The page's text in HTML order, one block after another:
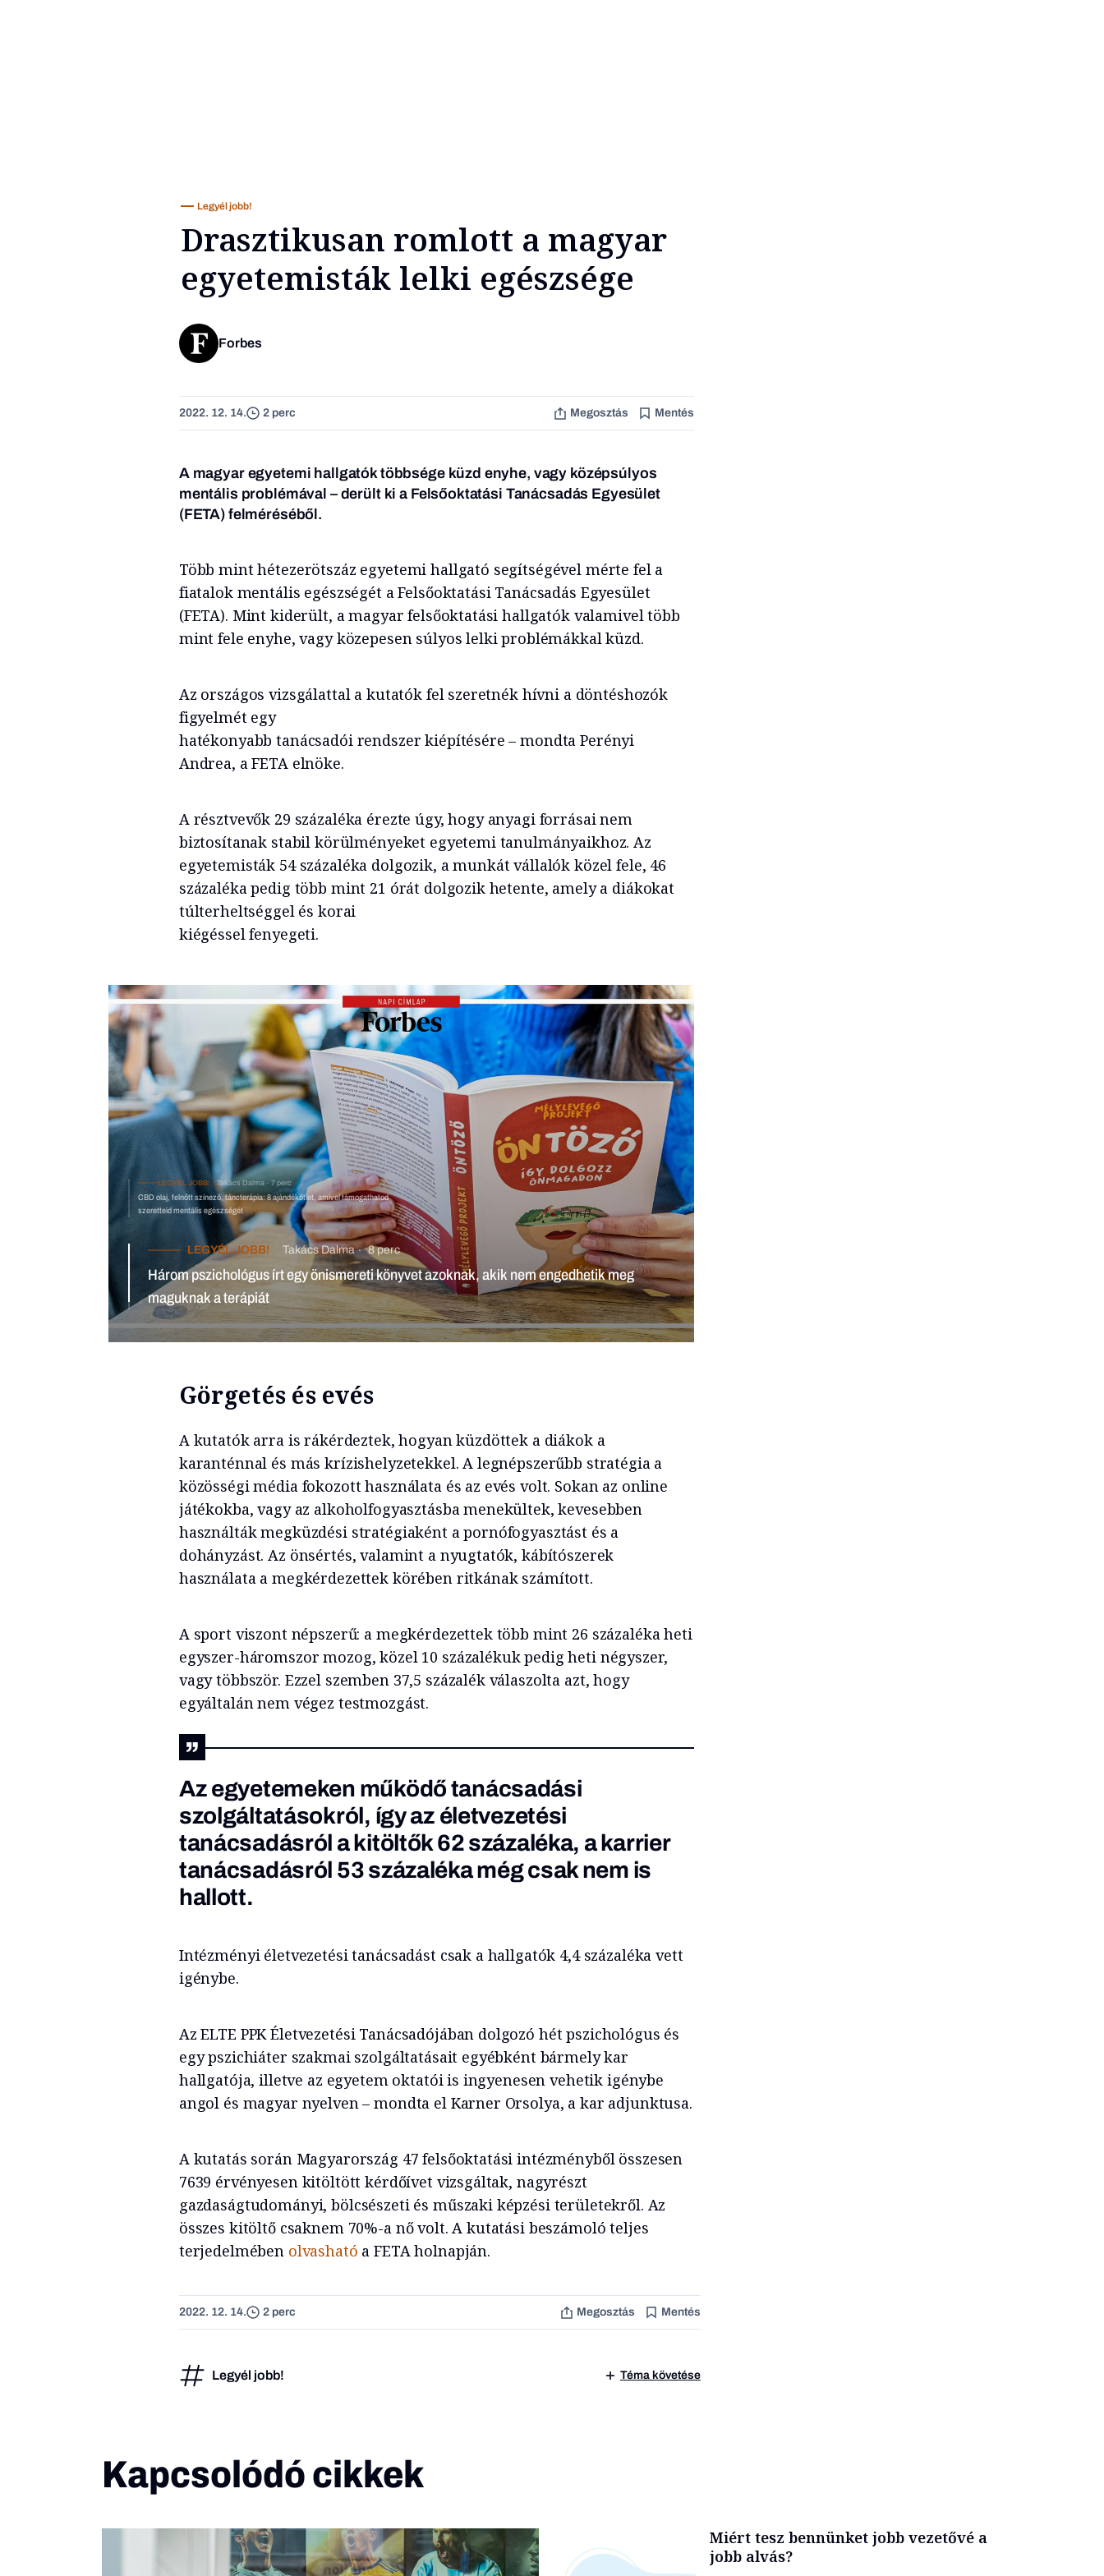
Legyél jobb!
Drasztikusan romlott a magyar
egyetemisták lelki egészsége
Forbes
2022. 12. 14. 2 perc Megosztás Mentés
A magyar egyetemi hallgatók többsége küzd enyhe, vagy középsúlyos
mentális problémával – derült ki a Felsőoktatási Tanácsadás Egyesület
(FETA) felméréséből.
Több mint hétezerötszáz egyetemi hallgató segítségével mérte fel a
fiatalok mentális egészségét a Felsőoktatási Tanácsadás Egyesület
(FETA). Mint kiderült, a magyar felsőoktatási hallgatók valamivel több
mint fele enyhe, vagy közepesen súlyos lelki problémákkal küzd.
Az országos vizsgálattal a kutatók fel szeretnék hívni a döntéshozók
figyelmét egy
hatékonyabb tanácsadói rendszer kiépítésére – mondta Perényi
Andrea, a FETA elnöke.
A résztvevők 29 százaléka érezte úgy, hogy anyagi forrásai nem
biztosítanak stabil körülményeket egyetemi tanulmányaikhoz. Az
egyetemisták 54 százaléka dolgozik, a munkát vállalók közel fele, 46
százaléka pedig több mint 21 órát dolgozik hetente, amely a diákokat
túlterheltséggel és korai
kiégéssel fenyegeti.
LEGYÉL JOBB! Takács Dalma 7 perc
CBD olaj, felnőtt színező, táncterápia: 8 ajándékötlet, amivel támogathatod szeretteid
mentális egészségét
LEGYÉL JOBB! Takács Dalma
Három pszichológus írt egy önismereti könyvet azoknak, akik nem engedhetik
meg maguknak a terápiát
Görgetés és evés
A kutatók arra is rákérdeztek, hogyan küzdöttek a diákok a
karanténnal és más krízishelyzetekkel. A legnépszerűbb stratégia a
közösségi média fokozott használata és az evés volt. Sokan az online
játékokba, vagy az alkoholfogyasztásba menekültek, kevesebben
használták megküzdési stratégiaként a pornófogyasztást és a
dohányzást. Az önsértés, valamint a nyugtatók, kábítószerek
használata a megkérdezettek körében ritkának számított.
A sport viszont népszerű: a megkérdezettek több mint 26 százaléka heti
egyszer-háromszor mozog, közel 10 százalékuk pedig heti négyszer,
vagy többször. Ezzel szemben 37,5 százalék válaszolta azt, hogy
egyáltalán nem végez testmozgást.
Az egyetemeken működő tanácsadási
szolgáltatásokról, így az életvezetési
tanácsadásról a kitöltők 62 százaléka, a karrier
tanácsadásról 53 százaléka még csak nem is
hallott.
Intézményi életvezetési tanácsadást csak a hallgatók 4,4 százaléka vett
igénybe.
Az ELTE PPK Életvezetési Tanácsadójában dolgozó hét pszichológus és
egy pszichiáter szakmai szolgáltatásait egyébként bármely kar
hallgatója, illetve az egyetem oktatói is ingyenesen vehetik igénybe
angol és magyar nyelven – mondta el Karner Orsolya, a kar adjunktusa.
A kutatás során Magyarország 47 felsőoktatási intézményből összesen
7639 érvényesen kitöltött kérdőívet vizsgáltak, nagyrészt
gazdaságtudományi, bölcsészeti és műszaki képzési területekről. Az
összes kitöltő csaknem 70%-a nő volt. A kutatási beszámoló teljes
terjedelmében olvasható a FETA holnapján.
2022. 12. 14. 2 perc Megosztás Mentés
Legyél jobb! Téma követése
Kapcsolódó cikkek
Miért tesz bennünket jobb vezetővé a
jobb alvás?